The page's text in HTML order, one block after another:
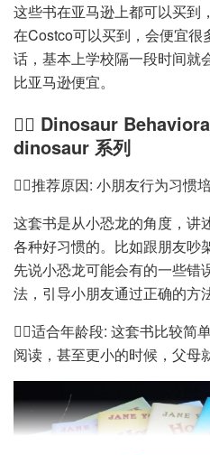
这些书在亚马逊上都可以买到
在Costco可以买到，会便宜
话，基本上学校隔一段时间就
比亚马逊便宜。
🧛‍♂️ Dinosaur
dinosaur 系列
🧗‍♂️推荐原因: 小朋友行为习惯
这套书是从小恐龙的角度，讲
各种好习惯的。比如跟朋友吵
先说小恐龙可能会有的一些错
法，引导小朋友通过正确的方
🧗‍♂️适合年龄段: 这套书比较简
阅读，甚至更小的时候，父母